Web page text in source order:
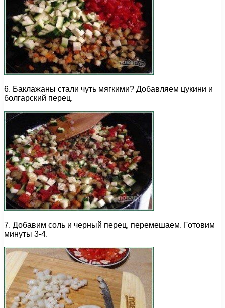
6. Баклажаны стали чуть мягкими? Добавляем цукини и
болгарский перец.
7. Добавим соль и черный перец, перемешаем. Готовим
минуты 3-4.